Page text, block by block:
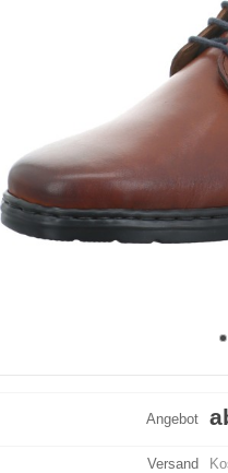
Angebot
Versand